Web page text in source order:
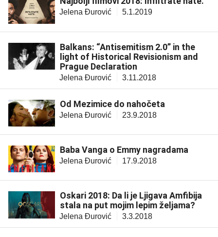
Jelena Đurović 5.1.2019
Balkans: “Antisemitism 2.0” in the
light of Historical Revisionism and
Prague Declaration
Jelena Đurović 3.11.2018
Od Mezimice do nahočeta
Jelena Đurović 23.9.2018
Baba Vanga o Emmy nagradama
Jelena Đurović 17.9.2018
Oskari 2018: Da li je Ljigava Amfibija
stala na put mojim lepim željama?
Jelena Đurović 3.3.2018